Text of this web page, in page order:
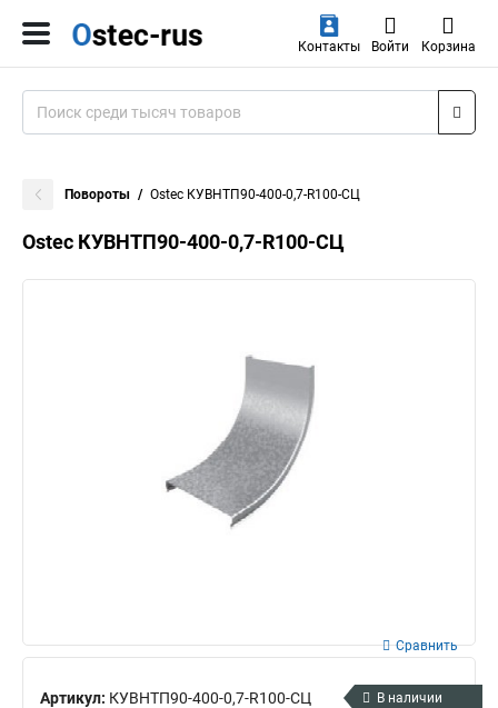
Контакты Войти Корзина
Повороты Ostec КУВНТП90-400-0,7-R100-СЦ
Ostec КУВНТП90-400-0,7-R100-СЦ
Артикул: КУВНТП90-400-0,7-R100-СЦ
Сравнить
В наличии